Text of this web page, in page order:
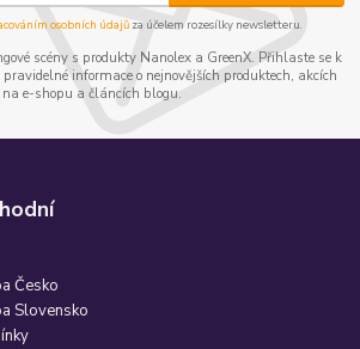
osobních údajůza účelem rozesílky newsletteru.
scény s produkty Nanolex a GreenX. Přihlaste se k
informace o nejnovějších produktech, akcích
na e-shopu a článcích blogu.
Česko
Slovensko